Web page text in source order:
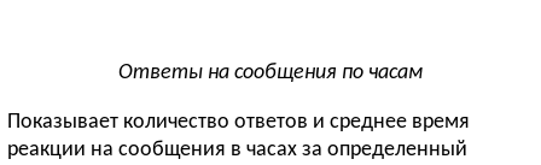
Ответы на сообщения по часам
Показывает количество ответов и среднее время
реакции на сообщения в часах за определенный